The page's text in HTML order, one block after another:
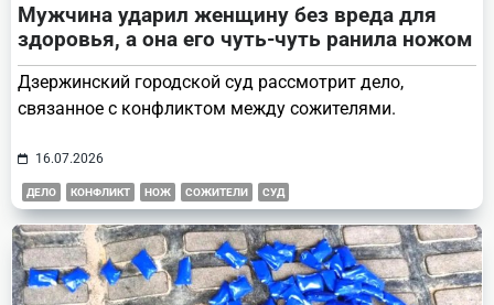
Мужчина ударил женщину без вреда для
здоровья, а она его чуть-чуть ранила ножом
Дзержинский городской суд рассмотрит дело,
связанное с конфликтом между сожителями.
16.07.2026
ДЕЛО КОНФЛИКТ НОЖ СОЖИТЕЛИ СУД